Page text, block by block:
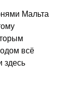
Мальта
всё
здесь